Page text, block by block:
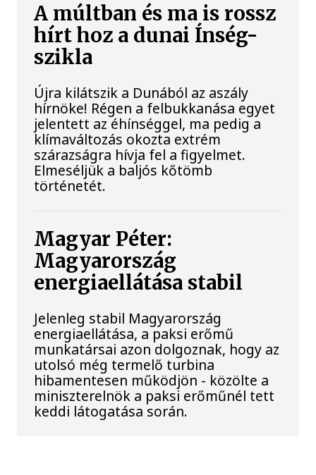
A múltban és ma is rossz
hírt hoz a dunai Ínség-
szikla
Újra kilátszik a Dunából az aszály
hírnöke! Régen a felbukkanása egyet
jelentett az éhínséggel, ma pedig a
klímaváltozás okozta extrém
szárazságra hívja fel a figyelmet.
Elmeséljük a baljós kőtömb
történetét.
Magyar Péter:
Magyarország
energiaellátása stabil
Jelenleg stabil Magyarország
energiaellátása, a paksi erőmű
munkatársai azon dolgoznak, hogy az
utolsó még termelő turbina
hibamentesen működjön - közölte a
miniszterelnök a paksi erőműnél tett
keddi látogatása során.